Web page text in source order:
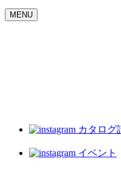
MENU
カタログ
イベント